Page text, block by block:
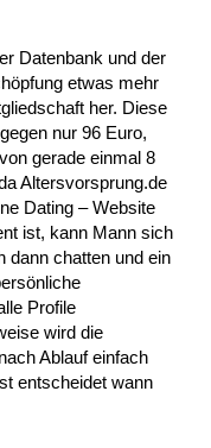
Datenbank und der
etwas mehr
her. Diese
nur 96 Euro,
gerade einmal 8
Altersvorsprung.de
Dating – Website
ist, kann Mann sich
dann chatten und ein
Profile
wird die
Ablauf einfach
entscheidet wann